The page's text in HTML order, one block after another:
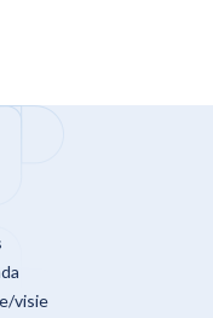
visie